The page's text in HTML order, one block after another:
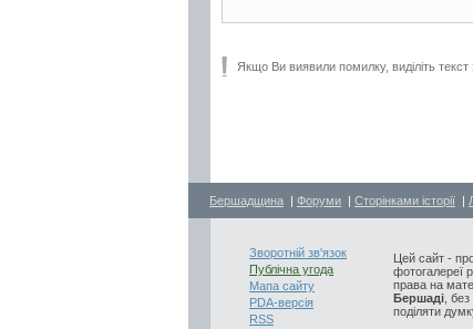
Якщо Ви виявили помилку, виділіть
Бершадщина | Форуми | Сторінками історії |
Зворотній зв'язок
Публічна угода
Мапа сайту
PDA-версія
RSS
Цей сайт -
фотогалереї
права на
Бершаді ,
поділяти